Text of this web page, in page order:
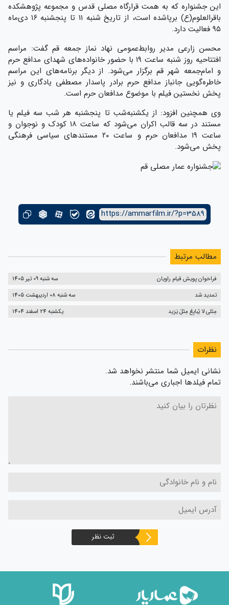
این جشنواره که به همت قرارگاه مصلی قدس و مجموعه پژوهشکده
باقرالعلوم(ع) برپاشده است، از تاریخ شنبه ۱۱ تا پنجشنبه ۱۶ دی‌ماه
۹۵ فعالیت دارد.
محسن زارعی مدیر روابط‌عمومی نهاد نماز جمعه قم گفت: مراسم
افتتاحیه روز شنبه ساعت ۱۹ با حضور خانواده‌های شهدای مدافع حرم
و امام‌جمعه شهر قم برگزار می‌شود. از دیگر برنامه‌های این مراسم
خاطره‌گویی جانباز مدافع حرم برادر پاسدار مصطفی یادگاری و نیز
پخش نخستین فیلم با موضوع مدافعان حرم است.
وی همچنین افزود: از یکشنبه‌شب تا پنجشنبه هر شب سه فیلم یا
مستند در سه قالب اکران می‌شود که ساعت ۱۸ کودک و نوجوان و
ساعت ۱۹ مدافعان حرم و ساعت ۲۰ مستندهای سیاسی فرهنگی
پخش می‌شود.
https://ammarfilm.ir/?p=3589
مطالب مرتبط
فراخوان پویش قیام راویان
سه شنبه 09 تیر 1405
تمدید شد
سه شنبه 08 اردیبهشت 1405
مِثلی لا یُبایِعُ مِثلَ یَزید
یکشنبه 24 اسفند 1404
نظرات
نشانی ایمیل شما منتشر نخواهد شد.
تمام فیلدها اجباری می‌باشند.
ثبت نظر